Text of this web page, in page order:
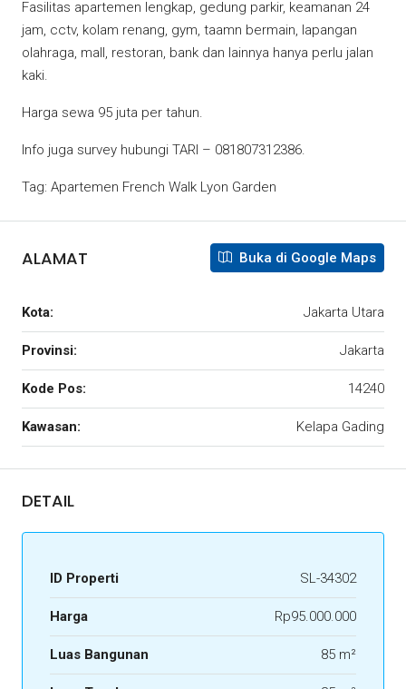
Fasilitas apartemen lengkap, gedung parkir, keamanan 24
jam, cctv, kolam renang, gym, taamn bermain, lapangan
olahraga, mall, restoran, bank dan lainnya hanya perlu jalan
kaki.
Harga sewa 95 juta per tahun.
Info juga survey hubungi TARI – 081807312386.
Tag: Apartemen French Walk Lyon Garden
ALAMAT Buka di Google Maps
Kota: Jakarta Utara
Provinsi: Jakarta
Kode Pos: 14240
Kawasan: Kelapa Gading
DETAIL
ID Properti SL-34302
Harga Rp95.000.000
Luas Bangunan 85 m²